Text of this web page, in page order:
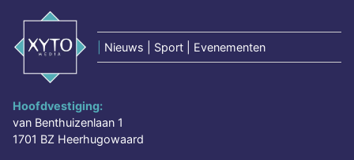
Nieuws | Sport | Evenementen
Hoofdvestiging:
van Benthuizenlaan 1
1701 BZ Heerhugowaard